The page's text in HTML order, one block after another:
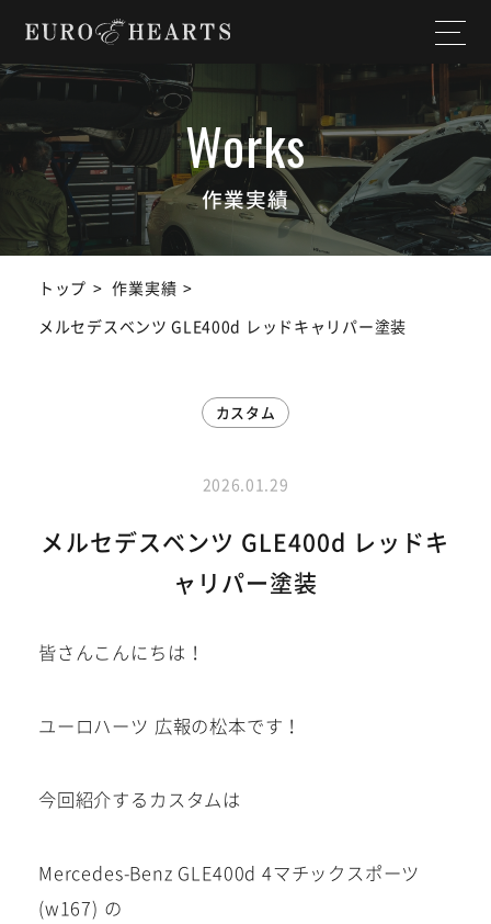
私たちについて
選ばれる理由
サービス内容
店舗情報
納入実績
作業実績
ランドクルーザー
SDGs宣言
在庫車
中!
作業実績
トップ
作業実績
メルセデスベンツ GLE400d レッドキャリパー塗装
カスタム
2026.01.29
メルセデスベンツ GLE400d レッドキ
ャリパー塗装
皆さんこんにちは！
ユーロハーツ 広報の松本です！
今回紹介するカスタムは
Mercedes-Benz GLE400d 4マチックスポーツ
(w167) の